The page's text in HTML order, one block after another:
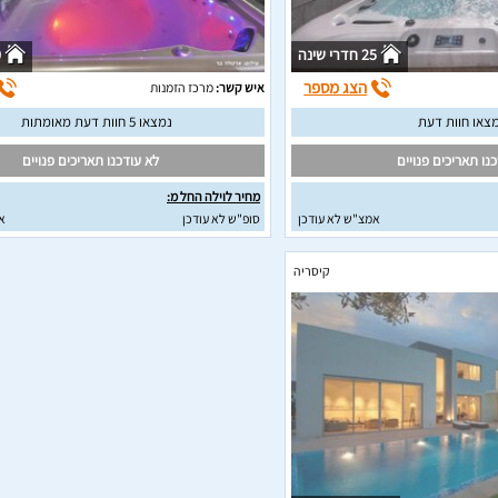
25 חדרי שינה
הצג מספר
חוות דעת
תאריכים פנויים
אמצ"ש לא עודכן
איש קשר:מרכז הזמנות
נמצאו 5 חוות דעת מאומתות
לא עודכנו תאריכים פנויים
מחיר לוילה החל מ:
סופ"ש לא עודכן
קיסריה